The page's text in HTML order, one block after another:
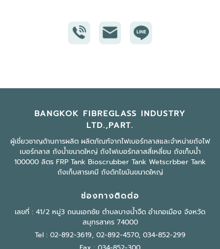
BANGKOK FIBREGLASS INDUSTRY
LTD.,PART.
ผู้เชี่ยวชาญด้านการผลิต ผลิตภัณฑ์จากไฟเบอร์กลาสและจำหน่ายถังไฟ
เบอร์กลาส ถังน้ำขนาดใหญ่ ถังไฟเบอร์กลาสสี่เหลี่ยม ถังเก็บน้ำ
100000 ลิตร FRP Tank Bioscrubber Tank Wetscrbber Tank
ถังเก็บสารเคมี ถังดักไขมันขนาดใหญ่
ช่องทางติดต่อ
เลขที่ : 41/2 หมู่3 ถนนเอกชัย ตำบลบางน้ำจืด อำเภอเมือง จังหวัด
สมุทรสาคร 74000
Tel : 02-892-3619, 02-892-4570, 034-852-299